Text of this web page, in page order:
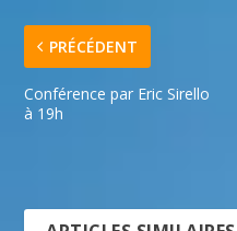
PRÉCÉDENT
Conférence par Eric Sirello
à 19h